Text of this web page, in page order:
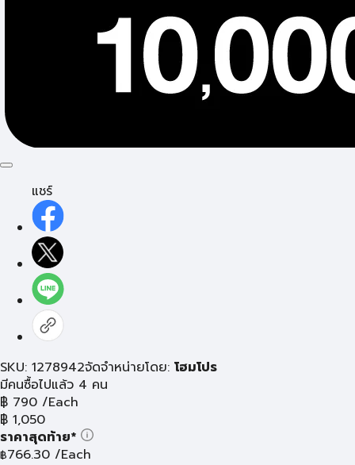
แชร์
SKU: 1278942จัดจำหน่ายโดย: โฮมโปร
มีคนซื้อไปแล้ว 4 คน
฿ 790 /Each
฿ 1,050
ราคาสุดท้าย*
฿766.30 /Each